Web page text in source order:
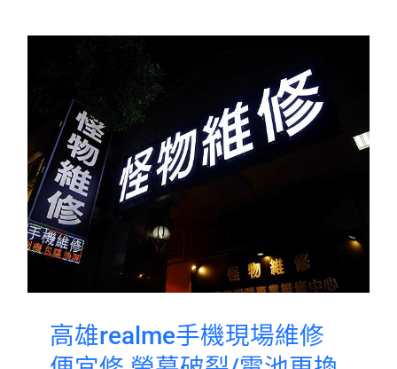
高雄realme手機現場維修